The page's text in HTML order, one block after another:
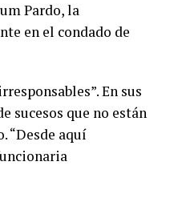
Pardo, la
en el condado de
En sus
sucesos que no están
“Desde aquí